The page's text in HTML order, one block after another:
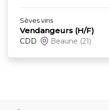
Sèves vins
Vendangeurs (H/F)
CDD Beaune (21)